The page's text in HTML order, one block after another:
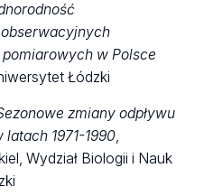
w Polsce
Łódzki
zmiany odpływu
1971-1990
Wydział Biologii i Nauk